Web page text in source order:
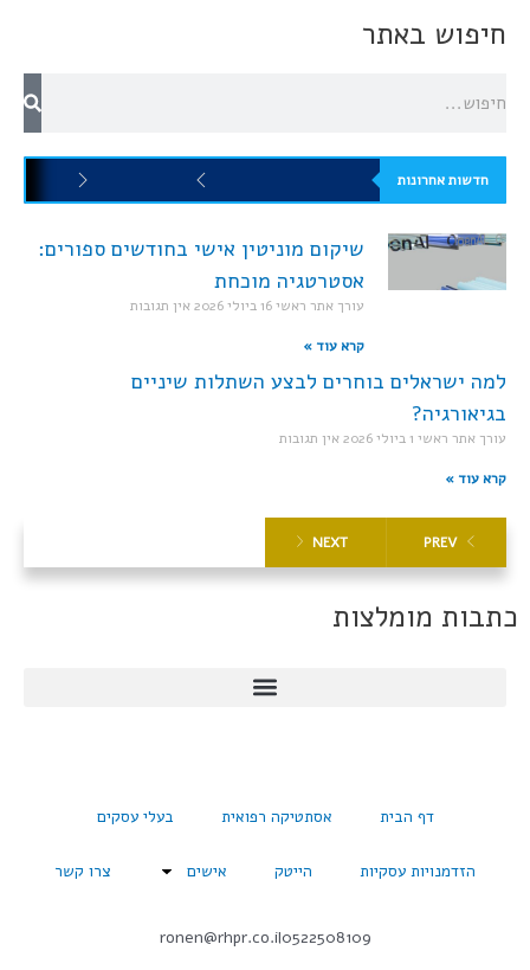
חיפוש באתר
חדשות אחרונות
שיקום מוניטין אישי בחודשים ספורים:
אסטרטגיה מוכחת
עורך אתר ראשי16 ביולי 2026 אין תגובות
קרא עוד »
למה ישראלים בוחרים לבצע השתלות שיניים
בגיאורגיה?
עורך אתר ראשי1 ביולי 2026 אין תגובות
קרא עוד »
PREV
NEXT
כתבות מומלצות
דף הבית אסתטיקה רפואית בעלי עסקים
הזדמנויות עסקיות הייטק אישים צרו קשר
0522508109
ronen@rhpr.co.il